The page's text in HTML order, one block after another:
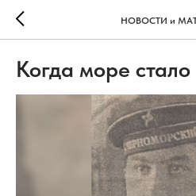
НОВОСТИ и
Когда море